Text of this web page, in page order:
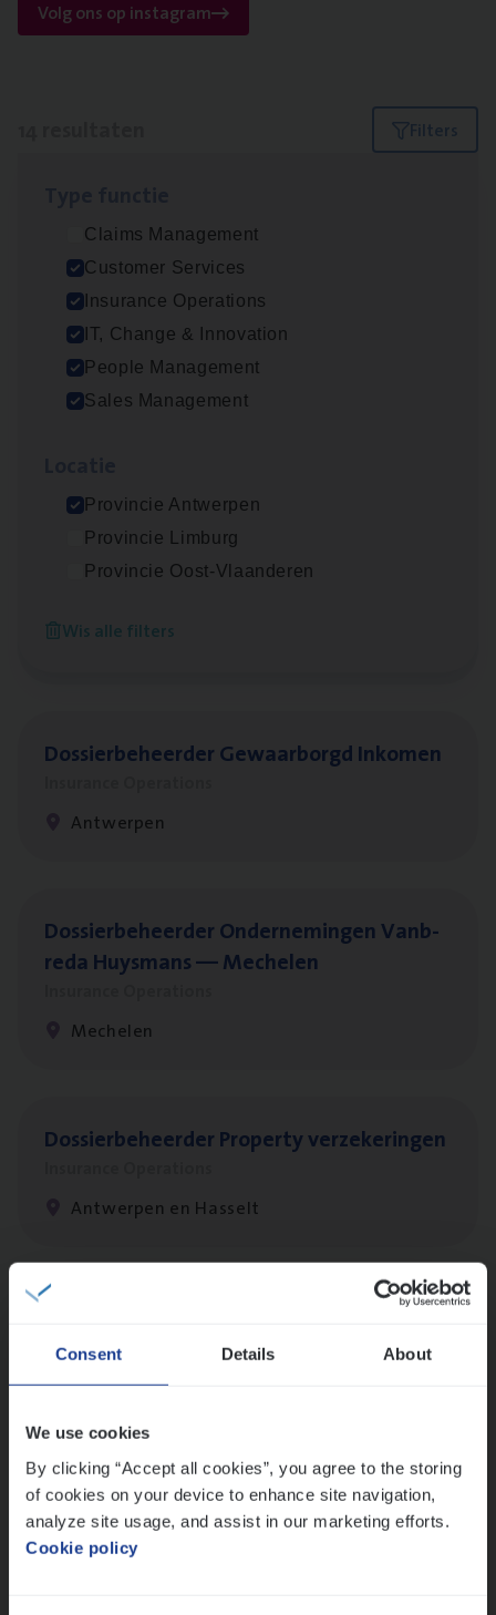
Consent Details About
We use cookies
By clicking “Accept all cookies”, you agree to the storing
of cookies on your device to enhance site navigation,
analyze site usage, and assist in our marketing efforts.
Cookie policy
Volg ons op instagram
Filters
Claims Management
Customer Services
Insurance Operations
IT, Change & Innovation
People Management
Sales Management
Provincie Antwerpen
Provincie Limburg
Provincie Oost-Vlaanderen
Wis alle filters
Busi­ness Analyst
IT, Change & Innovation
Antwerpen
Insu­ran­ce Bro­ker Trans­port
(Agi­le)ITPro­ject Manager
Antwerpen
Dos­sier­be­heer­der Gewaar­borgd Inkomen
Antwerpen
Dos­sier­be­heer­der Onder­ne­min­gen Van­b­
re­da Huys­mans — Mechelen
Mechelen
Dos­sier­be­heer­der Pro­per­ty verzekeringen
Antwerpen en Hasselt
Insurance Operations
Antwerpen
Busi­ness Mana­ger Mari­ne Cargo
People Management, Sales Management
Antwerpen